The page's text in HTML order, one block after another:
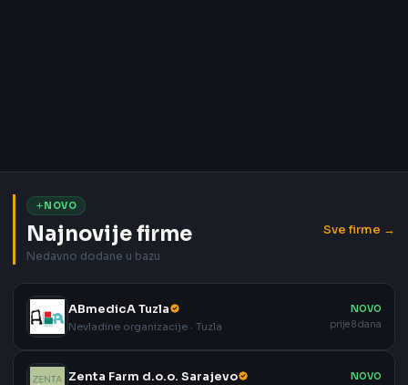
NOVO
Najnovije firme
Nedavno dodane u bazu
Sve firme →
ABmedicA Tuzla
Nevladine organizacije · Tuzla
NOVO
prije 8 dana
Zenta Farm d.o.o. Sarajevo
NOVO